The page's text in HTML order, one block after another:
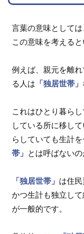
言葉の意味として
この意味を考える
例えば、親元を離
る人は 「独居世帯」
これはひとり暮ら
している所に移し
らしていても生計
帯」
とは呼ばないの
「独居世帯」 は住
かつ生計も独立し
が一般的です。